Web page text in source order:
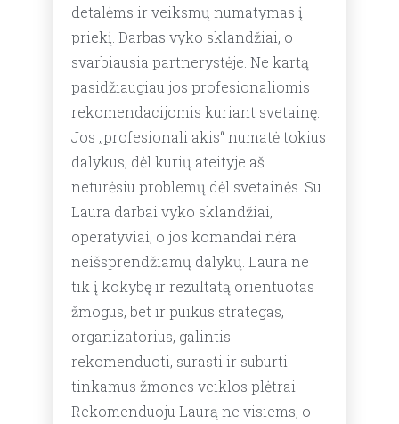
detalėms ir veiksmų numatymas į
priekį. Darbas vyko sklandžiai, o
svarbiausia partnerystėje. Ne kartą
pasidžiaugiau jos profesionaliomis
rekomendacijomis kuriant svetainę.
Jos „profesionali akis“ numatė tokius
dalykus, dėl kurių ateityje aš
neturėsiu problemų dėl svetainės. Su
Laura darbai vyko sklandžiai,
operatyviai, o jos komandai nėra
neišsprendžiamų dalykų. Laura ne
tik į kokybę ir rezultatą orientuotas
žmogus, bet ir puikus strategas,
organizatorius, galintis
rekomenduoti, surasti ir suburti
tinkamus žmones veiklos plėtrai.
Rekomenduoju Laurą ne visiems, o